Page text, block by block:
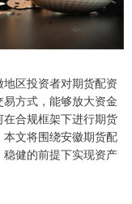
区投资者对期货配资
方式，能够放大资金
合规框架下进行期货
文将围绕安徽期货配
健的前提下实现资产